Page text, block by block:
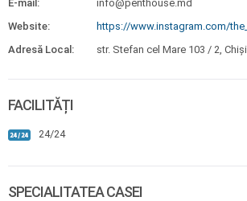
E-mail:
info@penthouse.md
Website:
https://www.instagram.com/
Adresă Local:
str. Stefan cel Mare 103 / 2,
FACILITĂȚI
24/24
SPECIALITATEA CASEI